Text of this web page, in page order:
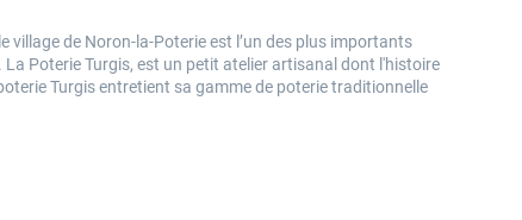
village de Noron-la-Poterie est l’un des plus importants
Poterie Turgis, est un petit atelier artisanal dont l'histoire
Turgis entretient sa gamme de poterie traditionnelle